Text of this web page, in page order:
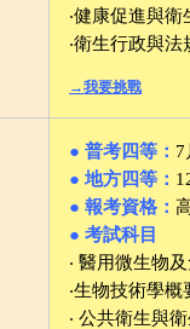
‧健康促進與衛
‧衛生行政與法
→我要挑戰
● 普考四等： 7
● 地方四等：
● 報考資格：
● 考試科目
‧ 醫用微生物
‧生物技術學概
‧ 公共衛生與